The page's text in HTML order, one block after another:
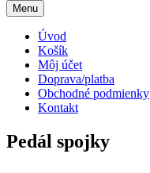
Menu
Úvod
Košík
Môj účet
Doprava/platba
Obchodné podmienky
Kontakt
Pedál spojky